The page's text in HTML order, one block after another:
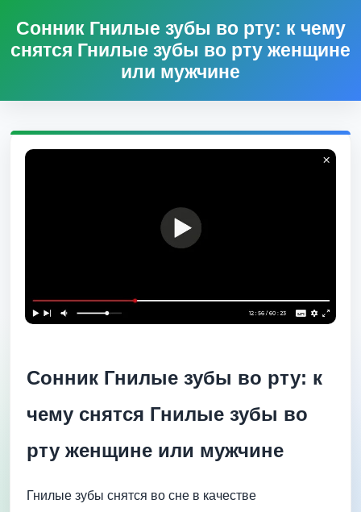
Сонник Гнилые зубы во рту: к чему
снятся Гнилые зубы во рту женщине
или мужчине
Сонник Гнилые зубы во рту: к
чему снятся Гнилые зубы во
рту женщине или мужчине
Гнилые зубы снятся во сне в качестве